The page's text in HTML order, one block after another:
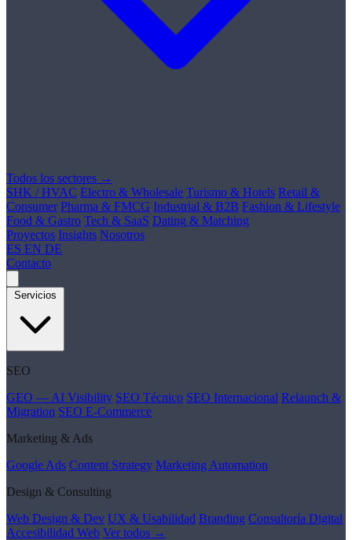
Todos los sectores →
SHK / HVAC Electro & Wholesale Turismo & Hotels Retail &
Consumer Pharma & FMCG Industrial & B2B Fashion & Lifestyle
Food & Gastro Tech & SaaS Dating & Matching
Proyectos Insights Nosotros
ES EN DE
Contacto
Servicios
SEO
GEO — AI Visibility SEO Técnico SEO Internacional Relaunch &
Migration SEO E-Commerce
Marketing & Ads
Google Ads Content Strategy Marketing Automation
Design & Consulting
Web Design & Dev UX & Usabilidad Branding Consultoría Digital
Accesibilidad Web Ver todos →